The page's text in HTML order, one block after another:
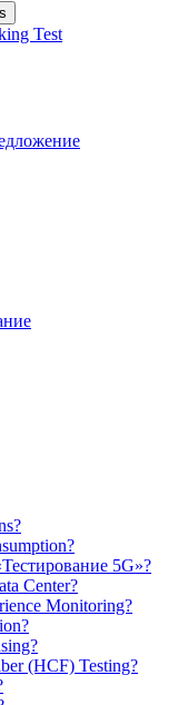
Test
5G»?
Center?
Monitoring?
(HCF) Testing?